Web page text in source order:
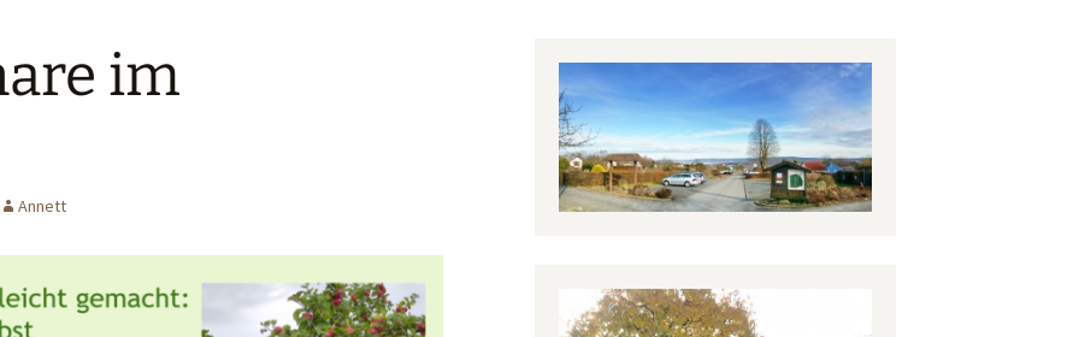
des Kleingartens
Fachberatung
Äpfel: anders spritzen
Kompost
Kündigen
im
Annett